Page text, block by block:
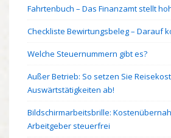
Fahrtenbuch – Das Finanzamt stellt
Checkliste Bewirtungsbeleg – Darauf
Welche Steuernummern gibt es?
Außer Betrieb: So setzen Sie
Auswärtstätigkeiten ab!
Bildschirmarbeitsbrille:
Arbeitgeber steuerfrei